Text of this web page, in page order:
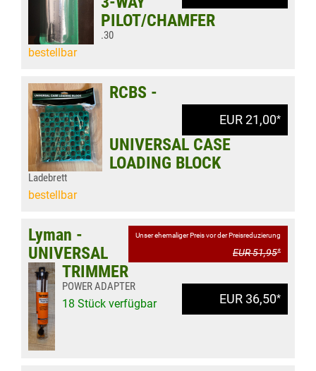
PILOT/CHAMFER
.30
bestellbar
EUR 21,00*
RCBS -
UNIVERSAL CASE
LOADING BLOCK
Ladebrett
bestellbar
Unser ehemaliger Preis vor der Preisreduzierung
EUR 51,95*
EUR 36,50*
Lyman -
UNIVERSAL
TRIMMER
POWER ADAPTER
18 Stück verfügbar